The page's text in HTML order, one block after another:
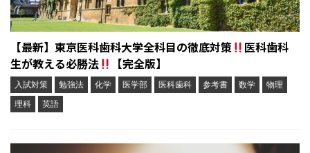
【最新】東京医科歯科大学全科目の徹底対策
医科歯科
生が教える必勝法
【完全版】
入試対策 勉強法 化学 医学部 医科歯科 参考書 数学
物理
理科
英語